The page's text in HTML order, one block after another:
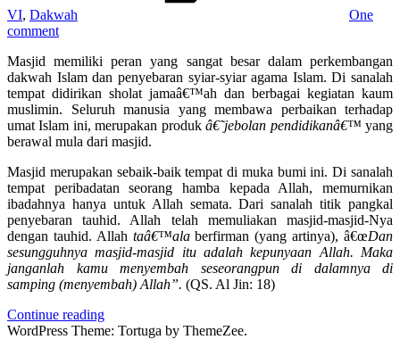
VI, Dakwah
One
comment
Masjid memiliki peran yang sangat besar dalam perkembangan
dakwah Islam dan penyebaran syiar-syiar agama Islam. Di sanalah
tempat didirikan sholat jamaâ€™ah dan berbagai kegiatan kaum
muslimin. Seluruh manusia yang membawa perbaikan terhadap
umat Islam ini, merupakan produkâ€˜jebolan pendidikanâ€™yang
berawal mula dari masjid.
Masjid merupakan sebaik-baik tempat di muka bumi ini. Di sanalah
tempat peribadatan seorang hamba kepada Allah, memurnikan
ibadahnya hanya untuk Allah semata. Dari sanalah titik pangkal
penyebaran tauhid. Allah telah memuliakan masjid-masjid-Nya
dengan tauhid. Allah taâ€™alaberfirman (yang artinya), â€œDan
sesungguhnya masjid-masjid itu adalah kepunyaan Allah. Maka
janganlah kamu menyembah seseorangpun di dalamnya di
samping (menyembah) Allah”. (QS. Al Jin: 18)
Continue reading
WordPress Theme: Tortuga by ThemeZee.